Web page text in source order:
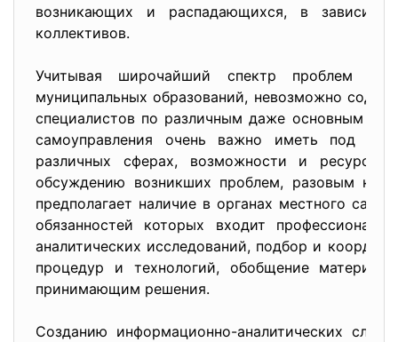
возникающих и распадающихся, в
коллективов.
Учитывая широчайший спектр проблем и
муниципальных образований, невозможно
специалистов по различным даже основным
самоуправления очень важно иметь под
различных сферах, возможности и ресурсы
обсуждению возникших проблем, разовым
предполагает наличие в органах местного
обязанностей которых входит
аналитических исследований, подбор и
процедур и технологий, обобщение
принимающим решения.
Созданию информационно-аналитических